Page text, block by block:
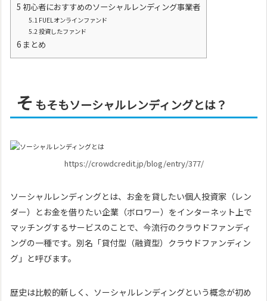
5 初心者におすすめのソーシャルレンディング事業者
5.1 FUELオンラインファンド
5.2 投資したファンド
6 まとめ
そ もそもソーシャルレンディングとは？
https://crowdcredit.jp/blog/entry/377/
ソーシャルレンディングとは、お金を貸したい個人投資家（レン
ダー）とお金を借りたい企業（ボロワー）をインターネット上で
マッチングするサービスのことで、今流行のクラウドファンディ
ングの一種です。別名「貸付型（融資型）クラウドファンディン
グ」と呼びます。
歴史は比較的新しく、ソーシャルレンディングという概念が初め